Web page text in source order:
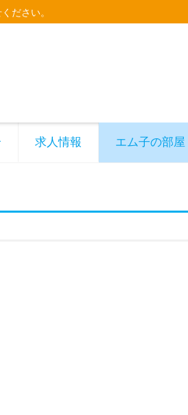
ださい。
求人情報 エム子の部屋